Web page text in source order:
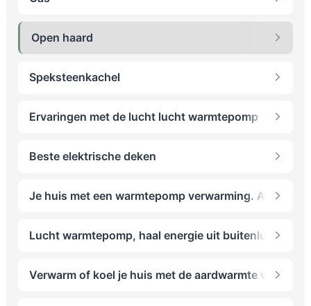
Open haard
Speksteenkachel
Ervaringen met de lucht lucht warmtepomp
Beste elektrische deken
Je huis met een warmtepomp verwarming. Alle
Lucht warmtepomp, haal energie uit buitenlucht
Verwarm of koel je huis met de aardwarmte